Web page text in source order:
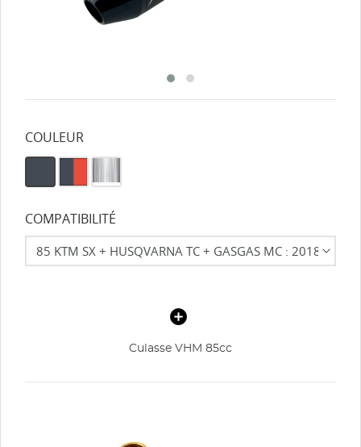
COULEUR
COMPATIBILITÉ
Culasse VHM 85cc